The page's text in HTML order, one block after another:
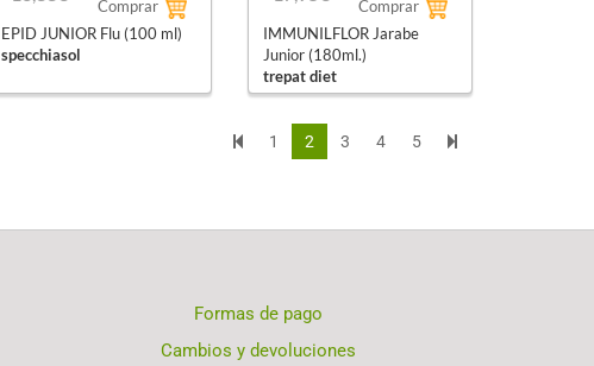
Comprar
EPID JUNIOR Flu (100 ml)
specchiasol
Comprar
IMMUNILFLOR Jarabe
Junior (180ml.)
trepat diet
1 2 3 4 5
Formas de pago
Cambios y devoluciones